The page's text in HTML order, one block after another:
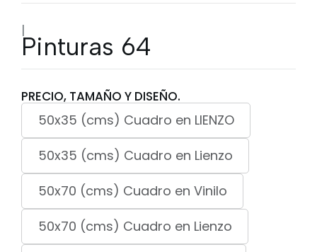
|
Pinturas 64
PRECIO, TAMAÑO Y DISEÑO.
50x35 (cms) Cuadro en LIENZO
50x35 (cms) Cuadro en Lienzo
50x70 (cms) Cuadro en Vinilo
50x70 (cms) Cuadro en Lienzo